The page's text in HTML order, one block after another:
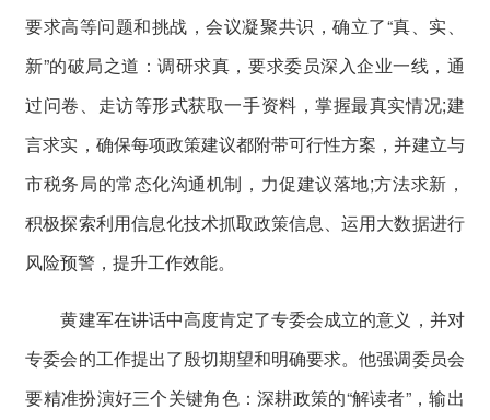
要求高等问题和挑战，会议凝聚共识，确立了“真、实、
新”的破局之道：调研求真，要求委员深入企业一线，通
过问卷、走访等形式获取一手资料，掌握最真实情况;建
言求实，确保每项政策建议都附带可行性方案，并建立与
市税务局的常态化沟通机制，力促建议落地;方法求新，
积极探索利用信息化技术抓取政策信息、运用大数据进行
风险预警，提升工作效能。
黄建军在讲话中高度肯定了专委会成立的意义，并对
专委会的工作提出了殷切期望和明确要求。他强调委员会
要精准扮演好三个关键角色：深耕政策的“解读者”，输出